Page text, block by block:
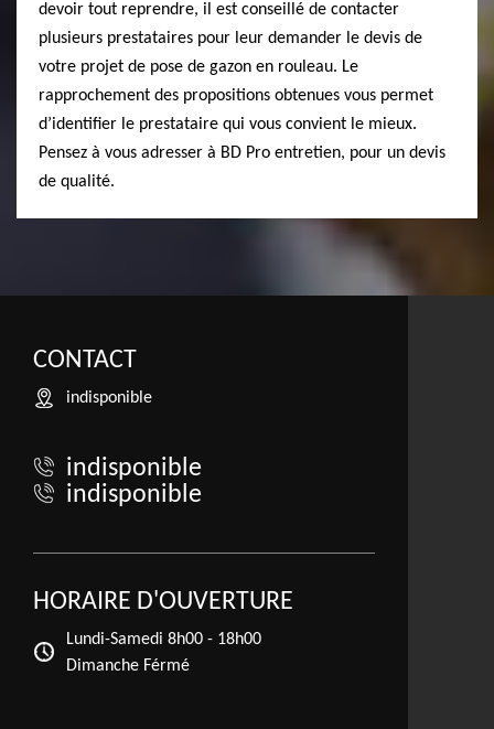
devoir tout reprendre, il est conseillé de contacter
plusieurs prestataires pour leur demander le devis de
votre projet de pose de gazon en rouleau. Le
rapprochement des propositions obtenues vous permet
d’identifier le prestataire qui vous convient le mieux.
Pensez à vous adresser à BD Pro entretien, pour un devis
de qualité.
CONTACT
indisponible
indisponible
indisponible
HORAIRE D'OUVERTURE
Lundi-Samedi 8h00 - 18h00
Dimanche Férmé